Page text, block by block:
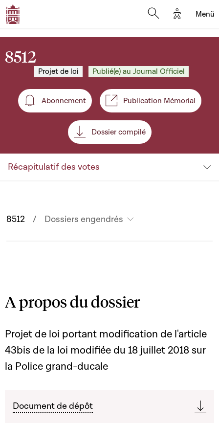
Options
Menü
8512
Projet de loi Publié(e) au Journal Officiel
Abonnement
Abonnement Publication Mémorial
Dossier compilé
Récapitulatif des votes
8512 Dossiers engendrés
A propos du dossier
Projet de loi portant modification de l'article
43bis de la loi modifiée du 18 juillet 2018 sur
la Police grand-ducale
Document de dépôt